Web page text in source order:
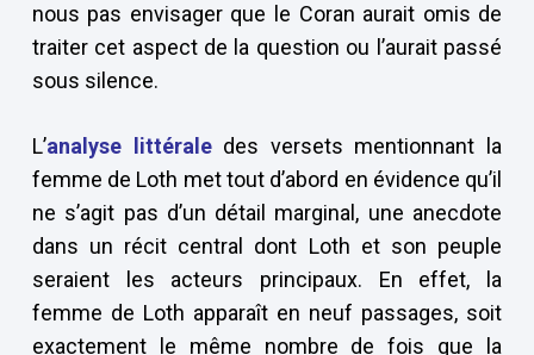
nous pas envisager que le Coran aurait omis de
traiter cet aspect de la question ou l’aurait passé
sous silence.
L’analyse littéraledes versets mentionnant la
femme de Loth met tout d’abord en évidence qu’il
ne s’agit pas d’un détail marginal, une anecdote
dans un récit central dont Loth et son peuple
seraient les acteurs principaux. En effet, la
femme de Loth apparaît en neuf passages, soit
exactement le même nombre de fois que la